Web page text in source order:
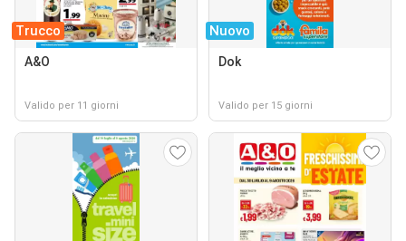
Trucco
A&O
Valido per 11 giorni
Nuovo
Dok
Valido per 15 giorni